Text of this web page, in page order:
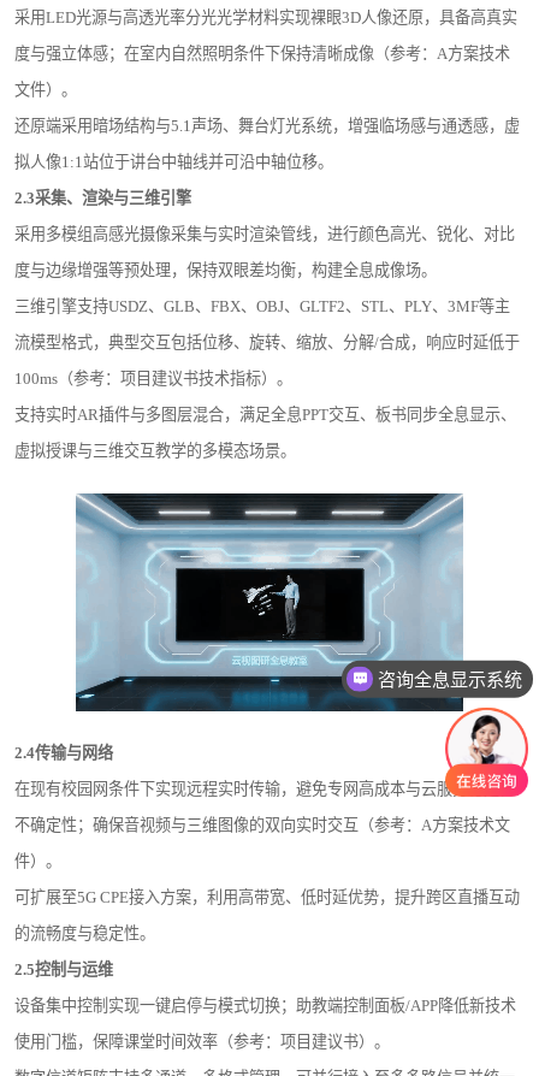
采用LED光源与高透光率分光光学材料实现裸眼3D人像还原，具备高真实
度与强立体感；在室内自然照明条件下保持清晰成像（参考：A方案技术
文件）。
还原端采用暗场结构与5.1声场、舞台灯光系统，增强临场感与通透感，虚
拟人像1:1站位于讲台中轴线并可沿中轴位移。
2.3采集、渲染与三维引擎
采用多模组高感光摄像采集与实时渲染管线，进行颜色高光、锐化、对比
度与边缘增强等预处理，保持双眼差均衡，构建全息成像场。
三维引擎支持USDZ、GLB、FBX、OBJ、GLTF2、STL、PLY、3MF等主
流模型格式，典型交互包括位移、旋转、缩放、分解/合成，响应时延低于
100ms（参考：项目建议书技术指标）。
支持实时AR插件与多图层混合，满足全息PPT交互、板书同步全息显示、
虚拟授课与三维交互教学的多模态场景。
2.4传输与网络
在现有校园网条件下实现远程实时传输，避免专网高成本与云服务稳定性
不确定性；确保音视频与三维图像的双向实时交互（参考：A方案技术文
件）。
可扩展至5G CPE接入方案，利用高带宽、低时延优势，提升跨区直播互动
的流畅度与稳定性。
2.5控制与运维
设备集中控制实现一键启停与模式切换；助教端控制面板/APP降低新技术
使用门槛，保障课堂时间效率（参考：项目建议书）。
咨询全息显示系统